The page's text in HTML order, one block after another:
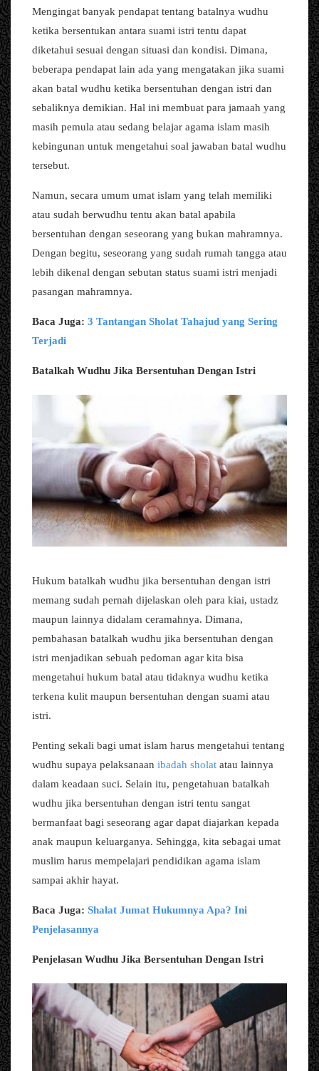
Mengingat banyak pendapat tentang batalnya wudhu
ketika bersentukan antara suami istri tentu dapat
diketahui sesuai dengan situasi dan kondisi. Dimana,
beberapa pendapat lain ada yang mengatakan jika suami
akan batal wudhu ketika bersentuhan dengan istri dan
sebaliknya demikian. Hal ini membuat para jamaah yang
masih pemula atau sedang belajar agama islam masih
kebingunan untuk mengetahui soal jawaban batal wudhu
tersebut.
Namun, secara umum umat islam yang telah memiliki
atau sudah berwudhu tentu akan batal apabila
bersentuhan dengan seseorang yang bukan mahramnya.
Dengan begitu, seseorang yang sudah rumah tangga atau
lebih dikenal dengan sebutan status suami istri menjadi
pasangan mahramnya.
Baca Juga: 3 Tantangan Sholat Tahajud yang Sering
Terjadi
Batalkah Wudhu Jika Bersentuhan Dengan Istri
Hukum batalkah wudhu jika bersentuhan dengan istri
memang sudah pernah dijelaskan oleh para kiai, ustadz
maupun lainnya didalam ceramahnya. Dimana,
pembahasan batalkah wudhu jika bersentuhan dengan
istri menjadikan sebuah pedoman agar kita bisa
mengetahui hukum batal atau tidaknya wudhu ketika
terkena kulit maupun bersentuhan dengan suami atau
istri.
Penting sekali bagi umat islam harus mengetahui tentang
wudhu supaya pelaksanaan ibadah sholat atau lainnya
dalam keadaan suci. Selain itu, pengetahuan batalkah
wudhu jika bersentuhan dengan istri tentu sangat
bermanfaat bagi seseorang agar dapat diajarkan kepada
anak maupun keluarganya. Sehingga, kita sebagai umat
muslim harus mempelajari pendidikan agama islam
sampai akhir hayat.
Baca Juga: Shalat Jumat Hukumnya Apa? Ini
Penjelasannya
Penjelasan Wudhu Jika Bersentuhan Dengan Istri